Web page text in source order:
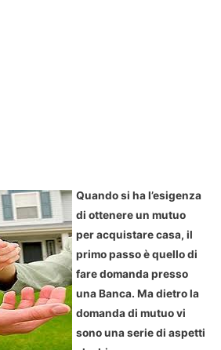
Quando si ha l’esigenza
di ottenere un mutuo
per acquistare casa, il
primo passo è quello di
fare domanda presso
una Banca. Ma dietro la
domanda di mutuo vi
sono una serie di aspetti